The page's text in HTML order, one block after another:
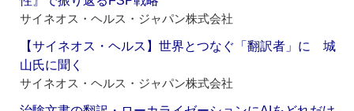
サイネオス・ヘルス・ジャパン株式会社
【サイネオス・ヘルス】世界とつなぐ「翻訳者」に 城
山氏に聞く
サイネオス・ヘルス・ジャパン株式会社